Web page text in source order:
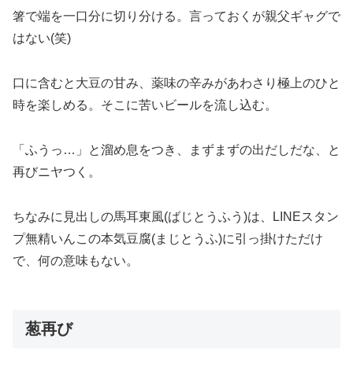
箸で端を一口分に切り分ける。言っておくが親父ギャグで
はない(笑)
口に含むと大豆の甘み、薬味の辛みがあわさり極上のひと
時を楽しめる。そこに苦いビールを流し込む。
「ふうっ…」と溜め息をつき、まずまずの出だしだな、と
再びニヤつく。
ちなみに見出しの馬耳東風(ばじとうふう)は、LINEスタン
プ無精いんこの本気豆腐(まじとうふ)に引っ掛けただけ
で、何の意味もない。
葱再び